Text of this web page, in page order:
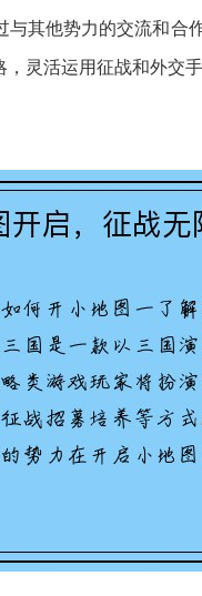
其他势力的交流和合
灵活运用征战和外交